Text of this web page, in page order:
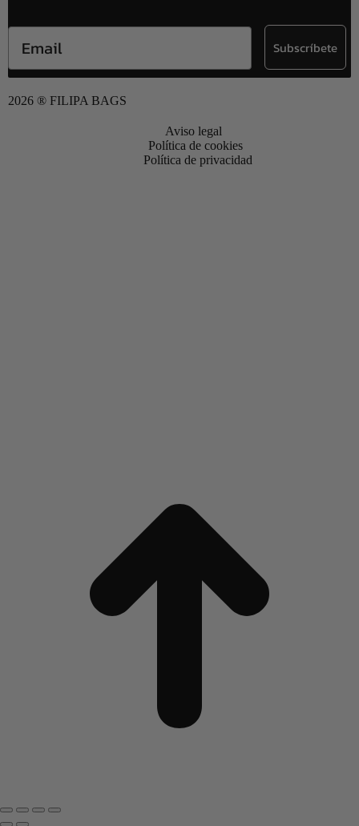
Email Subscríbete
2026 ® FILIPA BAGS
Aviso legal
Política de cookies
Política de privacidad